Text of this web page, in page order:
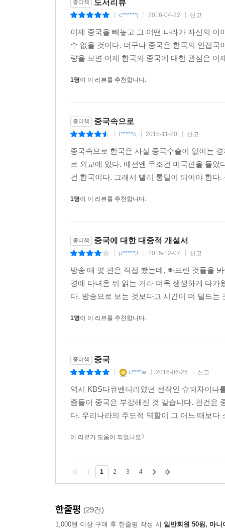
여기에 한국 기업이 어떻게 접근하면 되는지 실
남양유업 대표이사 이원구
위기냐? 기회냐! 우리는 지금 중국 경제의 현주
현재의 고민을 담아낸 이 책이 우리 기업들에게 해
감/수/의/글
중국, 신대륙에 접속하라
지난 수년 간 우리는 중국 경제가 폭발적인 성장
대륙 중국에서 치열한 생존 전략을 찾기 위한 우리
는 KBS 다큐멘터리 [중국 속으로] 제작진이 현
생생한 기록이다.
중국경제금융연구소 소장 전병서
종이책 도서리뷰
c******j 2016-04-22 신고
이제 중국을 빼놓고 그 어떤 나라가 자신의
수 없을 것이다. 더구나 중국은 한국의 인접
량을 보면 이제 한국의 중국에 대한 관심은
1명이 이 리뷰를 추천합니다.
종이책 중국속으로
l*****c 2015-11-20 신고
중국속으로 한국은 사실 중국수출이 없이는
로 외교에 있다. 예전엔 무조건 미국편을 들
건 한국이다. 그래서 빨리 통일이 되어야 한
1명이 이 리뷰를 추천합니다.
종이책 중국에 대한 대중적 개설서
p*****3 2015-12-07 신고
방송 때 몇 편은 직접 봤는데, 빠뜨린 것들을
경에 다녀온 뒤 읽는 거라 더욱 생생하게 다
다. 방송으로 보는 것보다고 시간이 더 덜드
1명이 이 리뷰를 추천합니다.
종이책 중국
c****w 2016-06-26 신고
역시 KBS다큐멘터리였던 전작인 슈퍼차이나
즘들어 중국은 부강해진 것 같습니다. 관건은
다. 우리나라의 주도적 역할이 그 어느 때보
이 리뷰가 도움이 되었나요?
1 2 3 4
한줄평 (29건)
1,000원 이상 구매 후 한줄평 작성 시 일반회원 50원, 마니